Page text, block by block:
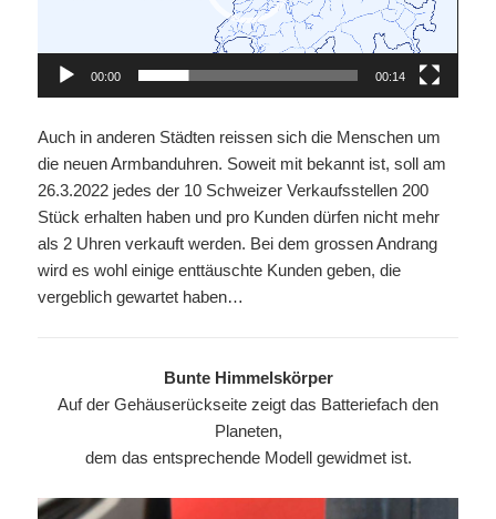
00:00 00:14
Auch in anderen Städten reissen sich die Menschen um
die neuen Armbanduhren. Soweit mit bekannt ist, soll am
26.3.2022 jedes der 10 Schweizer Verkaufsstellen 200
Stück erhalten haben und pro Kunden dürfen nicht mehr
als 2 Uhren verkauft werden. Bei dem grossen Andrang
wird es wohl einige enttäuschte Kunden geben, die
vergeblich gewartet haben…
Bunte Himmelskörper
Auf der Gehäuserückseite zeigt das Batteriefach den
Planeten,
dem das entsprechende Modell gewidmet ist.